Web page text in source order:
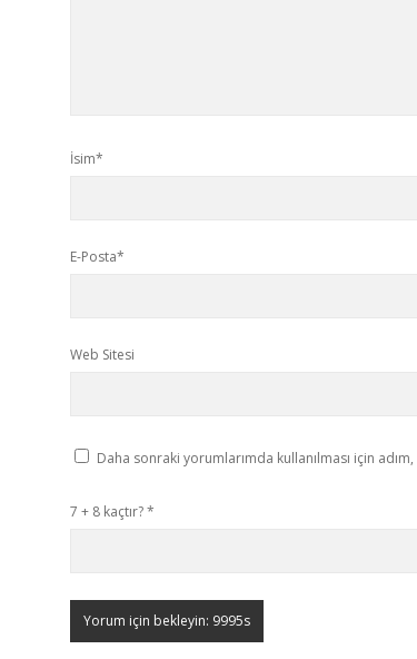
İsim*
E-Posta*
Web Sitesi
Daha sonraki yorumlarımda kullanılması için
7 + 8 kaçtır?*